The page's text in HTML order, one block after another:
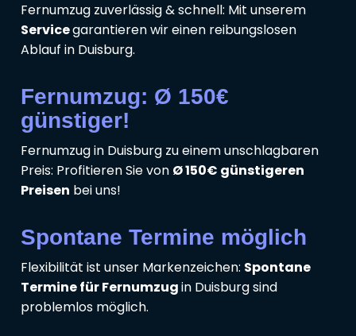
Fernumzug zuverlässig & schnell: Mit unserem
Servicegarantieren wir einen reibungslosen
Ablauf in Duisburg.
Fernumzug: Ø 150€
günstiger!
Fernumzug in Duisburg zu einem unschlagbaren
Preis: Profitieren Sie von Ø 150€ günstigeren
Preisen bei uns!
Spontane Termine möglich
Flexibilität ist unser Markenzeichen: Spontane
Termine für Fernumzugin Duisburg sind
problemlos möglich.